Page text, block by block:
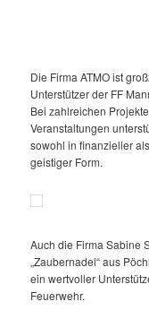
Die Firma ATMO ist
Unterstützer der FF
Bei zahlreichen
Veranstaltungen
sowohl in finanzieller
geistiger Form.
Auch die Firma Sabine
„Zaubernadel“ aus
ein wertvoller
Feuerwehr.